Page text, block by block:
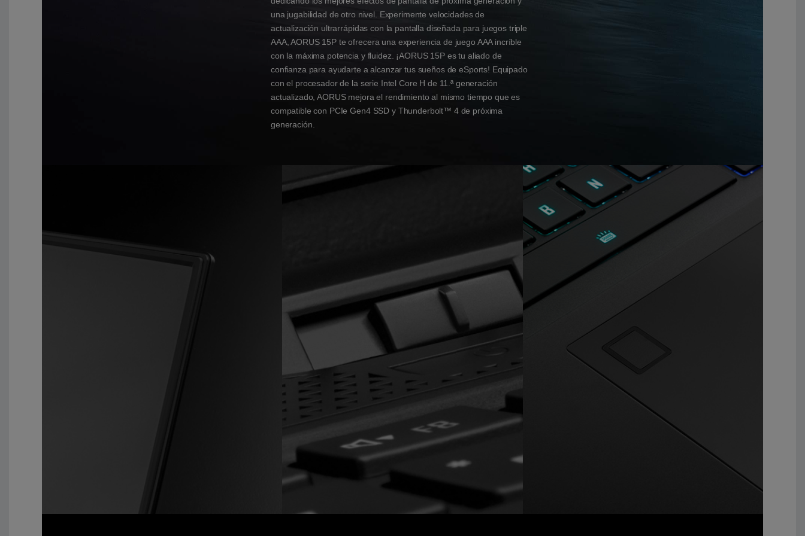
una jugabilidad de otro nivel. Experimente velocidades de
actualización ultrarrápidas con la pantalla diseñada para juegos triple
AAA, AORUS 15P te ofrecera una experiencia de juego AAA incríble
con la máxima potencia y fluidez. ¡AORUS 15P es tu aliado de
confianza para ayudarte a alcanzar tus sueños de eSports! Equipado
con el procesador de la serie Intel Core H de 11.ª generación
actualizado, AORUS mejora el rendimiento al mismo tiempo que es
compatible con PCIe Gen4 SSD y Thunderbolt™ 4 de próxima
generación.